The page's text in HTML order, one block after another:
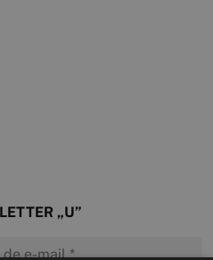
„U”